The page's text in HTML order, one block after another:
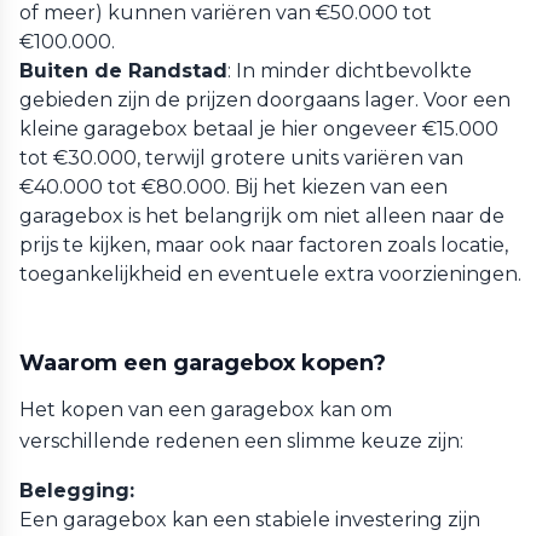
of meer) kunnen variëren van €50.000 tot
€100.000.
Buiten de Randstad: In minder dichtbevolkte
gebieden zijn de prijzen doorgaans lager. Voor een
kleine garagebox betaal je hier ongeveer €15.000
tot €30.000, terwijl grotere units variëren van
€40.000 tot €80.000. Bij het kiezen van een
garagebox is het belangrijk om niet alleen naar de
prijs te kijken, maar ook naar factoren zoals locatie,
toegankelijkheid en eventuele extra voorzieningen.
Waarom een garagebox kopen?
Het kopen van een garagebox kan om
verschillende redenen een slimme keuze zijn:
Belegging:
Een garagebox kan een stabiele investering zijn